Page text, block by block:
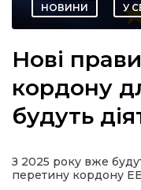
НОВИНИ У
Нові
кордону
будуть
З 2025 року вже
перетину кордону